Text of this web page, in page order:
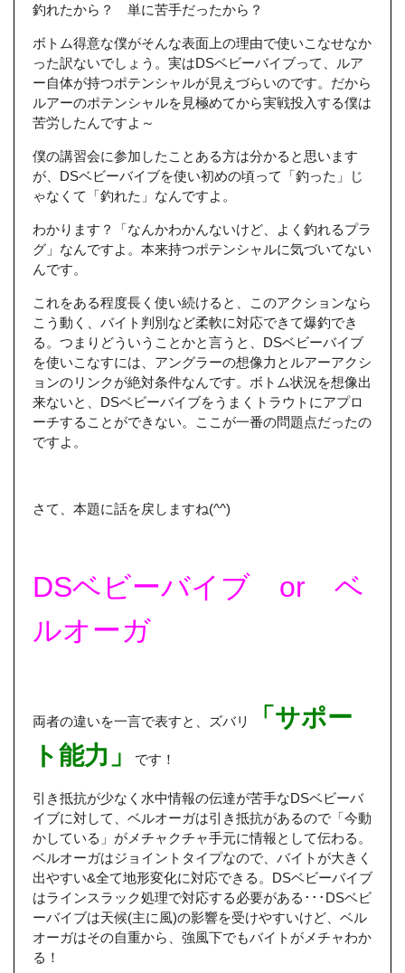
釣れたから？ 単に苦手だったから？
ボトム得意な僕がそんな表面上の理由で使いこなせなか
った訳ないでしょう。実はDSベビーバイブって、ルア
ー自体が持つポテンシャルが見えづらいのです。だから
ルアーのポテンシャルを見極めてから実戦投入する僕は
苦労したんですよ～
僕の講習会に参加したことある方は分かると思います
が、DSベビーバイブを使い初めの頃って「釣った」じ
ゃなくて「釣れた」なんですよ。
わかります？「なんかわかんないけど、よく釣れるプラ
グ」なんですよ。本来持つポテンシャルに気づいてない
んです。
これをある程度長く使い続けると、このアクションなら
こう動く、バイト判別など柔軟に対応できて爆釣でき
る。つまりどういうことかと言うと、DSベビーバイブ
を使いこなすには、アングラーの想像力とルアーアクシ
ョンのリンクが絶対条件なんです。ボトム状況を想像出
来ないと、DSベビーバイブをうまくトラウトにアプロ
ーチすることができない。ここが一番の問題点だったの
ですよ。
さて、本題に話を戻しますね(^^)
DSベビーバイブ or ベ
ルオーガ
両者の違いを一言で表すと、ズバリ
「サポー
ト能力」
です！
引き抵抗が少なく水中情報の伝達が苦手なDSベビーバ
イブに対して、ベルオーガは引き抵抗があるので「今動
かしている」がメチャクチャ手元に情報として伝わる。
ベルオーガはジョイントタイプなので、バイトが大きく
出やすい&全て地形変化に対応できる。DSベビーバイブ
はラインスラック処理で対応する必要がある･･･DSベビ
ーバイブは天候(主に風)の影響を受けやすいけど、ベル
オーガはその自重から、強風下でもバイトがメチャわか
る！